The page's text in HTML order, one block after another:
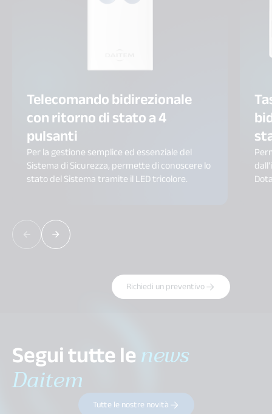
Telecomando bidirezionale
con ritorno di stato a 4
pulsanti
Per la gestione semplice ed essenziale del
Sistema di Sicurezza, permette di conoscere lo
stato del Sistema tramite il LED tricolore.
Richiedi un preventivo
Segui tutte lenews
Daitem
Tutte le nostre novità